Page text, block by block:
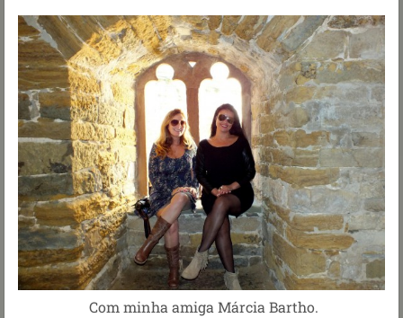
Com minha amiga Márcia Bartho.